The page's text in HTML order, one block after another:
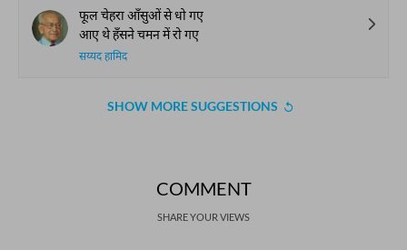
फूल चेहरा आँसुओं से धो गए
आए थे हँसने चमन में रो गए
सय्यद हामिद
SHOW MORE SUGGESTIONS
COMMENT
SHARE YOUR VIEWS